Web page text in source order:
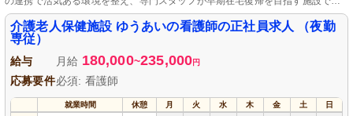
す。
介護老人保健施設 ゆうあいの看護師の正社員求人 （夜勤
専従）
給与 月給 180,000~235,000円
応募要件必須: 看護師
就業時間 休憩 月 火 水 木 金 土 日